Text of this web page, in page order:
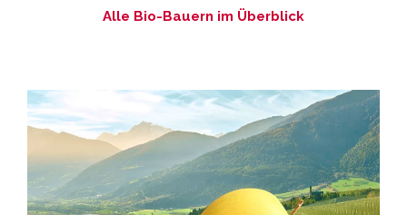
Alle Bio-Bauern im Überblick